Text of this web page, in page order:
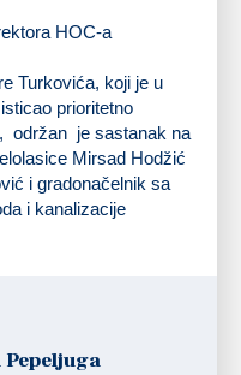
Turkovića, koji je u
prioritetno
održan je sastanak na
Mirsad Hodžić
i gradonačelnik sa
i kanalizacije